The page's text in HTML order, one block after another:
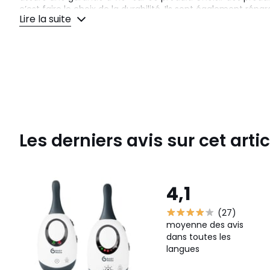
c’est faire le choix de la durabilité. Ils sont également
pour allonger leur durée de vie, et toujours avec
Lire la suite
Les derniers avis sur cet
4,1
(27)
moyenne des avis
dans toutes les
langues